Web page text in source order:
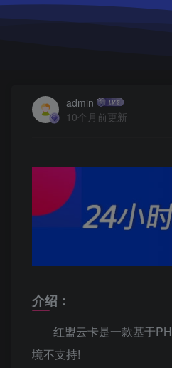
admin
10个月前更新
介绍：
红盟云卡是一款基于
境不支持!